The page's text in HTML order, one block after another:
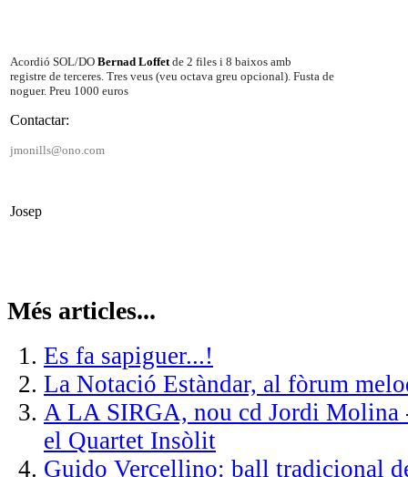
Acordió SOL/DO Bernad Loffet de 2 files i 8 baixos amb
registre de terceres. Tres veus (veu octava greu opcional). Fusta de
noguer. Preu 1000 euros
Contactar:
jmonills@ono.com
Josep
Més articles...
Es fa sapiguer...!
La Notació Estàndar, al fòrum
A LA SIRGA, nou cd Jordi Molina
el Quartet Insòlit
Guido Vercellino: ball tradicional